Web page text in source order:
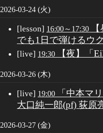
2026-03-24 (火)
[lesson] 16:00～17:30
でも1日で弾けるウ
[live] 19:30 【夜】「
2026-03-26 (木)
[live] 19:00 「中本マ
大口純一郎(pf) 荻原
2026-03-27 (金)